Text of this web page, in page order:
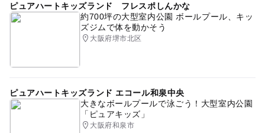
ピュアハートキッズランド フレスポしんかな
約700坪の大型室内公園 ボールプール、キッ
ズジムで体を動かそう
大阪府堺市北区
ピュアハートキッズランド エコール和泉中央
大きなボールプールで泳ごう！大型室内公園
「ピュアキッズ」
大阪府和泉市